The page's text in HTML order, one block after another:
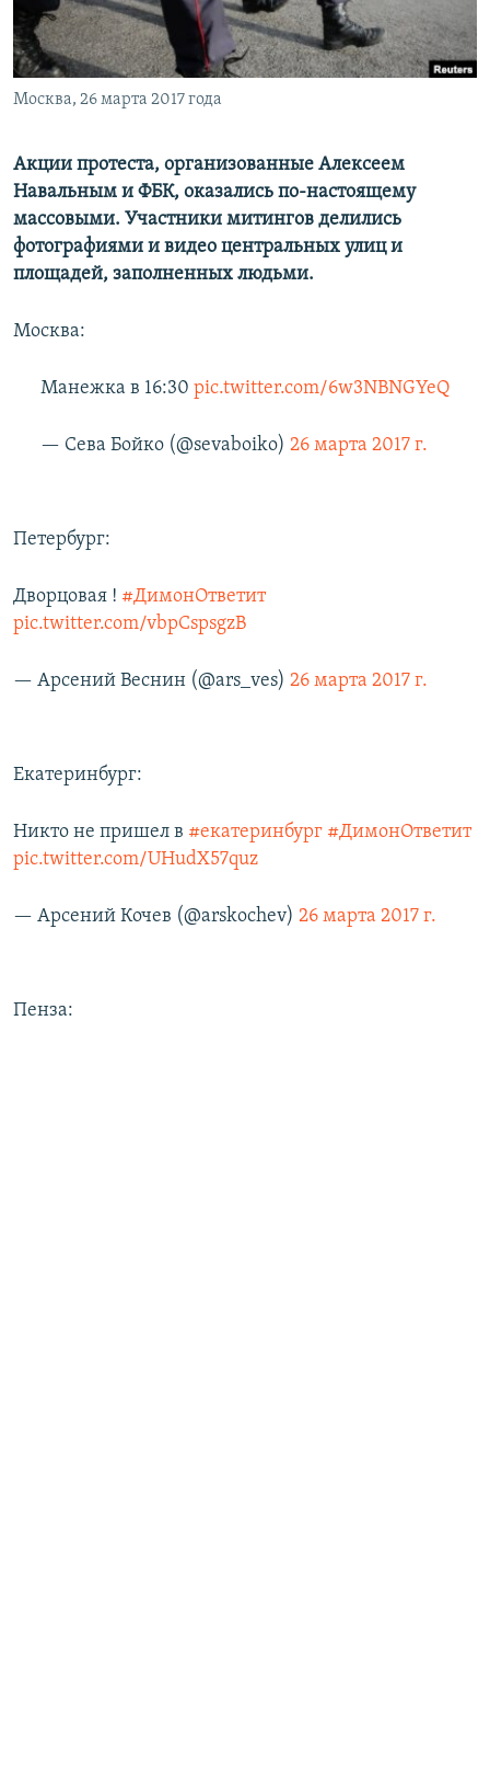
ПОБЕДИТЕЛЕЙ НЕ СУДЯТ?
КРЫМ.НЕПОКОРЕННЫЙ
ELIFBE
ПРИСОЕДИНЯЙТЕСЬ!
Все сайты RFE/RL
Москва, 26 марта 2017 года
Акции протеста, организованные Алексеем
Навальным и ФБК, оказались по-настоящему
массовыми. Участники митингов делились
фотографиями и видео центральных улиц и
площадей, заполненных людьми.
Москва:
Манежка в 16:30 pic.twitter.com/6w3NBNGYeQ
— Сева Бойко (@sevaboiko) 26 марта 2017 г.
Петербург:
Дворцовая ! #ДимонОтветит
pic.twitter.com/vbpCspsgzB
— Арсений Веснин (@ars_ves) 26 марта 2017 г.
Екатеринбург:
Никто не пришел в #екатеринбург #ДимонОтветит
pic.twitter.com/UHudX57quz
— Арсений Кочев (@arskochev) 26 марта 2017 г.
Пенза: